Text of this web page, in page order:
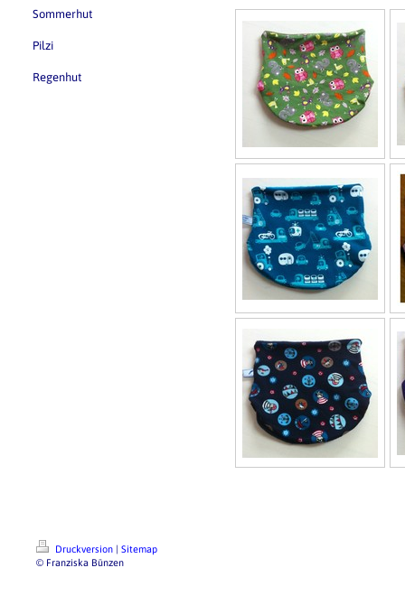
Sommerhut
Pilzi
Regenhut
Druckversion | Sitemap
© Franziska Bünzen